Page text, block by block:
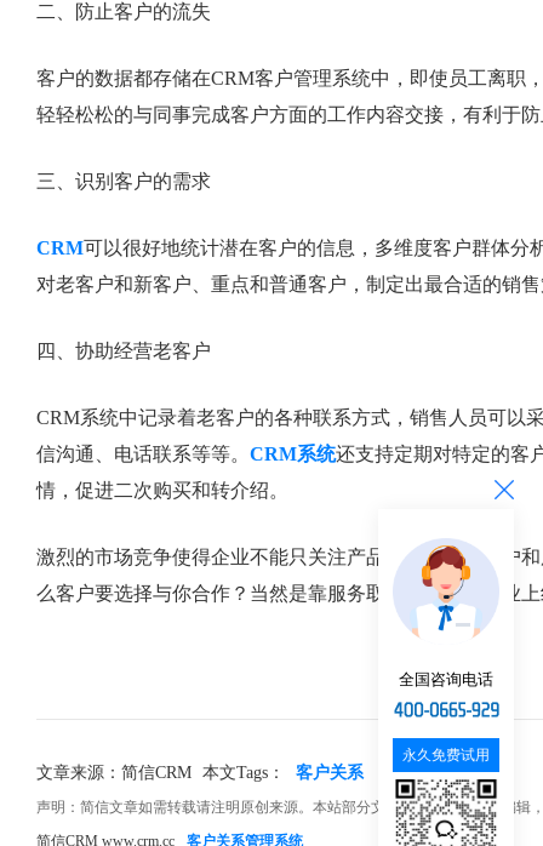
二、防止客户的流失
客户的数据都存储在CRM客户管理系统中，即使员工离职
轻轻松松的与同事完成客户方面的工作内容交接，有利于
三、识别客户的需求
CRM可以很好地统计潜在客户的信息，多维度客户群体分
对老客户和新客户、重点和普通客户，制定出最合适的销
四、协助经营老客户
CRM系统中记录着老客户的各种联系方式，销售人员可以
信沟通、电话联系等等。 CRM系统还支持定期对特定的客
情，促进二次购买和转介绍。
激烈的市场竞争使得企业不能只关注产品，还要关注客户
么客户要选择与你合作？当然是靠服务取胜。所以，企业
文章来源：简信CRM 本文Tags： 客户关系 管理 CRM
声明：简信文章如需转载请注明原创来源。本站部分文章和图片来源网络编
简信CRM www.crm.cc
客户关系管理系统
全国咨询电话
永久免费试用